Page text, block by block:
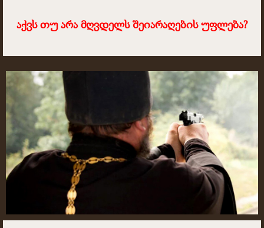
აქვს თუ არა მღვდელს შეიარაღების უფლება?